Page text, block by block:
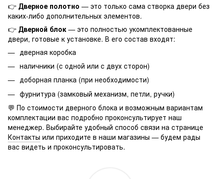
👉 Дверное полотно — это только сама створка двери без
каких-либо дополнительных элементов.
👉 Дверной блок — это полностью укомплектованные
двери, готовые к установке. В его состав входят:
дверная коробка
наличники (с одной или с двух сторон)
доборная планка (при необходимости)
фурнитура (замковый механизм, петли, ручки)
💬 По стоимости дверного блока и возможным вариантам
комплектации вас подробно проконсультирует наш
менеджер. Выбирайте удобный способ связи на странице
Контакты или приходите в наши магазины — будем рады
вас видеть и проконсультировать.